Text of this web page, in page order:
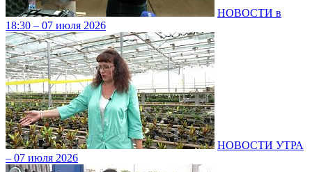
НОВОСТИ в
18:30 – 07 июля 2026
НОВОСТИ УТРА
– 07 июля 2026